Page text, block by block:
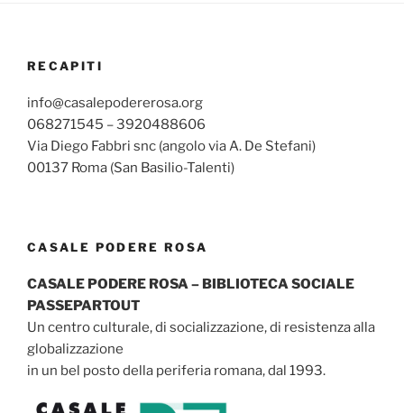
RECAPITI
info@casalepodererosa.org
068271545 – 3920488606
Via Diego Fabbri snc (angolo via A. De Stefani)
00137 Roma (San Basilio-Talenti)
CASALE PODERE ROSA
CASALE PODERE ROSA – BIBLIOTECA SOCIALE
PASSEPARTOUT
Un centro culturale, di socializzazione, di resistenza alla
globalizzazione
in un bel posto della periferia romana, dal 1993.